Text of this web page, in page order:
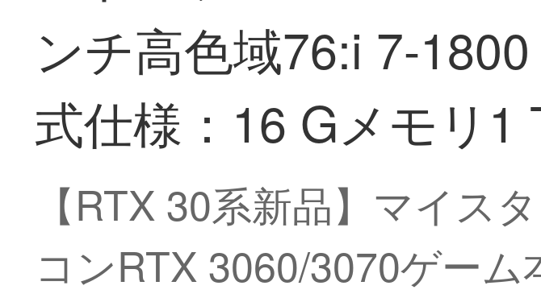
ンチ高色域76:i 7-
式仕様：16 Gメモリ1
【RTX 30系新品】マイス
コンRTX 3060/3070ゲー